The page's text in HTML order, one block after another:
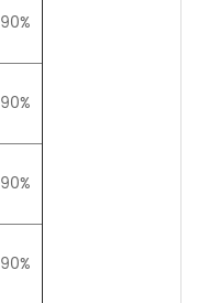
90%
90%
90%
90%